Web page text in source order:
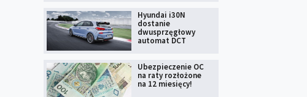
Hyundai i30N
dostanie
dwusprzęgłowy
automat DCT
Ubezpieczenie OC
na raty rozłożone
na 12 miesięcy!